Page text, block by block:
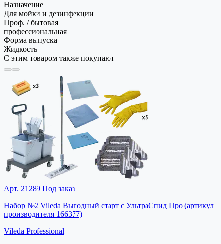
Назначение
Для мойки и дезинфекции
Проф. / бытовая
профессиональная
Форма выпуска
Жидкость
С этим товаром также покупают
Арт. 21289 Под заказ
Набор №2 Vileda Выгодный старт с УльтраСпид Про (артикул
производителя 166377)
Vileda Professional